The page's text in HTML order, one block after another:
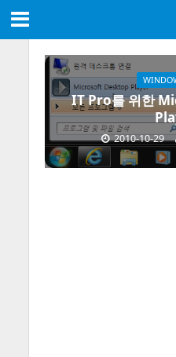
IT Pro를 위한
2010-10-29